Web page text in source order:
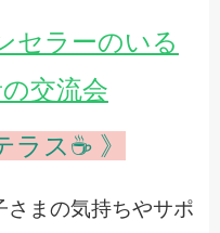
セラーのいる
交流会
ラス☕ 》
まの気持ちやサポ